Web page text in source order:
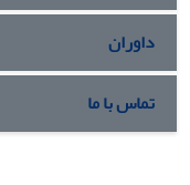
داوران
تماس با ما